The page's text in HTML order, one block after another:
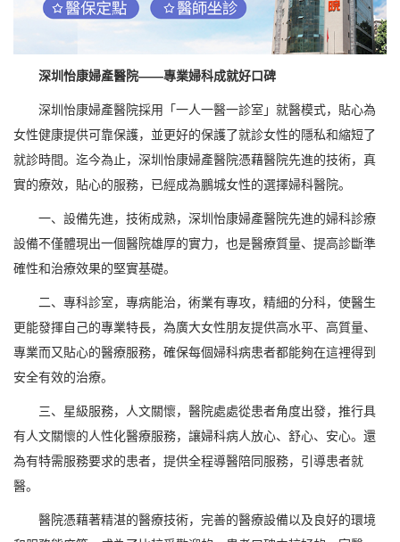
深圳怡康婦產醫院——專業婦科成就好口碑
深圳怡康婦產醫院採用「一人一醫一診室」就醫模式，貼心為
女性健康提供可靠保護，並更好的保護了就診女性的隱私和縮短了
就診時間。迄今為止，深圳怡康婦產醫院憑藉醫院先進的技術，真
實的療效，貼心的服務，已經成為鵬城女性的選擇婦科醫院。
一、設備先進，技術成熟，深圳怡康婦產醫院先進的婦科診療
設備不僅體現出一個醫院雄厚的實力，也是醫療質量、提高診斷準
確性和治療效果的堅實基礎。
二、專科診室，專病能治，術業有專攻，精細的分科，使醫生
更能發揮自己的專業特長，為廣大女性朋友提供高水平、高質量、
專業而又貼心的醫療服務，確保每個婦科病患者都能夠在這裡得到
安全有效的治療。
三、星級服務，人文關懷，醫院處處從患者角度出發，推行具
有人文關懷的人性化醫療服務，讓婦科病人放心、舒心、安心。還
為有特需服務要求的患者，提供全程導醫陪同服務，引導患者就
醫。
醫院憑藉著精湛的醫療技術，完善的醫療設備以及良好的環境